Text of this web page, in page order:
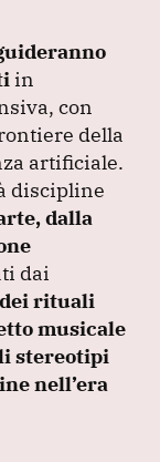
in
con
della
artificiale.
discipline
dalla
dai
rituali
musicale
stereotipi
nell’era